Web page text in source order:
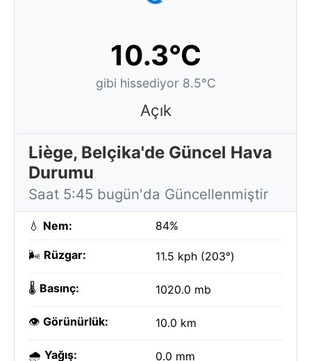
10.3°C
gibi hissediyor 8.5°C
Açık
Liège, Belçika'de Güncel Hava
Durumu
Saat 5:45 bugün'da Güncellenmiştir
💧 Nem: 84%
🌬️ Rüzgar: 11.5 kph (203°)
🌡️ Basınç: 1020.0 mb
👁️ Görünürlük: 10.0 km
🌧️ Yağış: 0.0 mm